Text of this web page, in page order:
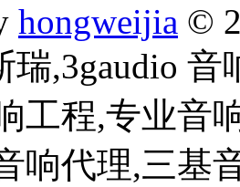
hongweijia ©
瑞,3gaudio
工程,专业音
响代理,三基